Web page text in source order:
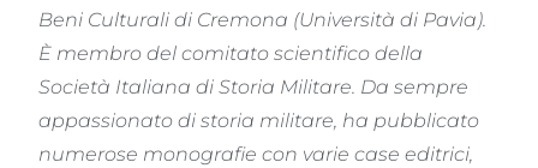
Beni Culturali di Cremona (Università di Pavia).
È membro del comitato scientifico della
Società Italiana di Storia Militare. Da sempre
appassionato di storia militare, ha pubblicato
numerose monografie con varie case editrici,